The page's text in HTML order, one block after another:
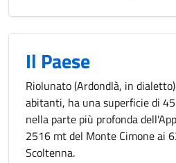
Il Paese
Riolunato (Ardondlà, in
abitanti, ha una superficie di
nella parte più profonda
2516 mt del Monte Cimone ai
Scoltenna.